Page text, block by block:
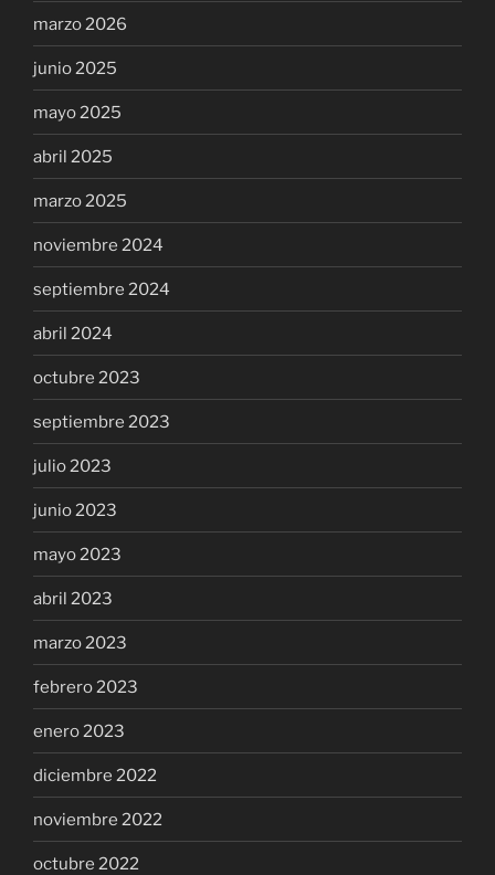
marzo 2026
junio 2025
mayo 2025
abril 2025
marzo 2025
noviembre 2024
septiembre 2024
abril 2024
octubre 2023
septiembre 2023
julio 2023
junio 2023
mayo 2023
abril 2023
marzo 2023
febrero 2023
enero 2023
diciembre 2022
noviembre 2022
octubre 2022